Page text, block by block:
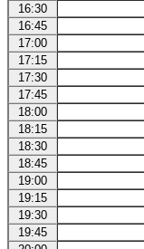
16:30
16:45
17:00
17:15
17:30
17:45
18:00
18:15
18:30
18:45
19:00
19:15
19:30
19:45